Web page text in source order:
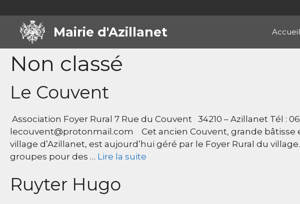
au
contenu
Mairie d'Azillanet Accueil
Non classé
Le Couvent
Association Foyer Rural 7 Rue du Couvent 34210 – Azillanet Tél : 06
lecouvent@protonmail.com Cet ancien Couvent, grande
village d’Azillanet, est aujourd’hui géré par le Foyer Rural du
groupes pour des … Lire la suite
Ruyter Hugo